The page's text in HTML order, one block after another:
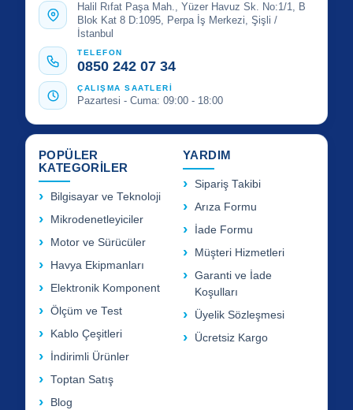
Halil Rıfat Paşa Mah., Yüzer Havuz Sk. No:1/1, B
Blok Kat 8 D:1095, Perpa İş Merkezi, Şişli /
İstanbul
TELEFON
0850 242 07 34
ÇALIŞMA SAATLERİ
Pazartesi - Cuma: 09:00 - 18:00
POPÜLER
KATEGORİLER
Bilgisayar ve Teknoloji
Mikrodenetleyiciler
Motor ve Sürücüler
Havya Ekipmanları
Elektronik Komponent
Ölçüm ve Test
Kablo Çeşitleri
İndirimli Ürünler
Toptan Satış
Blog
YARDIM
Sipariş Takibi
Arıza Formu
İade Formu
Müşteri Hizmetleri
Garanti ve İade
Koşulları
Üyelik Sözleşmesi
Ücretsiz Kargo